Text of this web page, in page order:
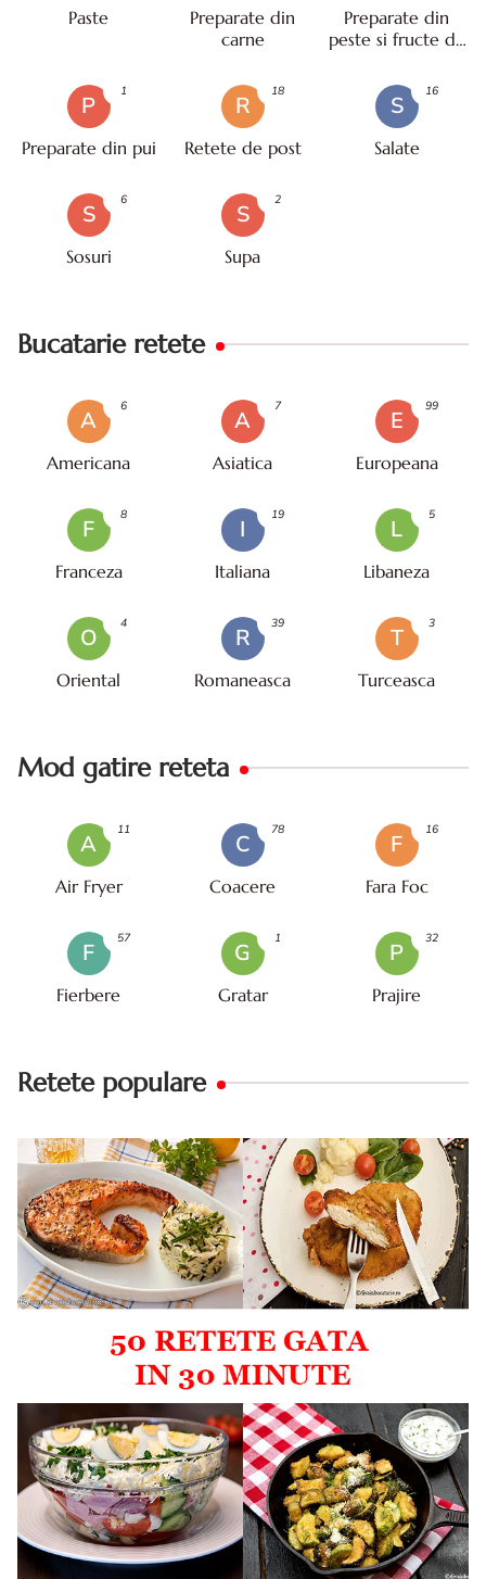
Paste
Preparate din
carne
Preparate din
peste si fructe de
P
Preparate din pui
1
R
Retete de post
18
S
Salate
16
S
Sosuri
6
S
Supa
2
Bucatarie retete
A
Americana
6
A
Asiatica
7
E
Europeana
99
F
Franceza
8
I
Italiana
19
L
Libaneza
5
O
Oriental
4
R
Romaneasca
39
T
Turceasca
3
Mod gatire reteta
A
Air Fryer
11
C
Coacere
78
F
Fara Foc
16
F
Fierbere
57
G
Gratar
1
P
Prajire
32
Retete populare